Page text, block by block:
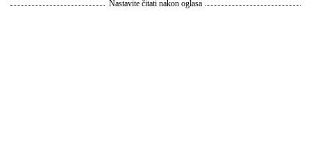
Nastavite čitati nakon oglasa